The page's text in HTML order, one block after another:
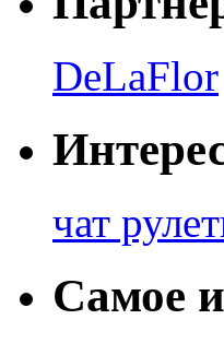
DeLaFlor
чат
Самое